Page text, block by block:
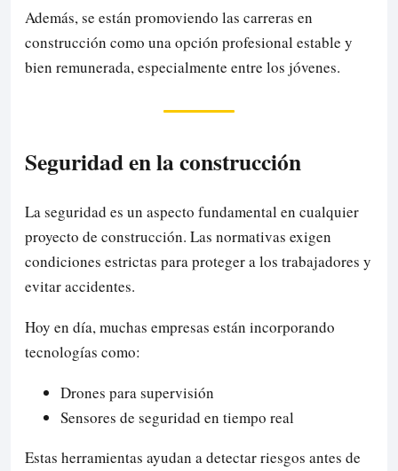
Además, se están promoviendo las carreras en
construcción como una opción profesional estable y
bien remunerada, especialmente entre los jóvenes.
Seguridad en la construcción
La seguridad es un aspecto fundamental en cualquier
proyecto de construcción. Las normativas exigen
condiciones estrictas para proteger a los trabajadores y
evitar accidentes.
Hoy en día, muchas empresas están incorporando
tecnologías como:
Drones para supervisión
Sensores de seguridad en tiempo real
Estas herramientas ayudan a detectar riesgos antes de